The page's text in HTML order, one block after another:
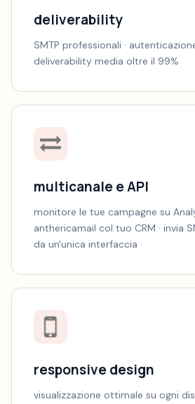
deliverability
SMTP professionali ·
deliverability media oltre il 99%
multicanale e API
monitore le tue campagne su
anthericamail col tuo CRM · invia
da un'unica interfaccia ·
responsive design
visualizzazione ottimale su ogni